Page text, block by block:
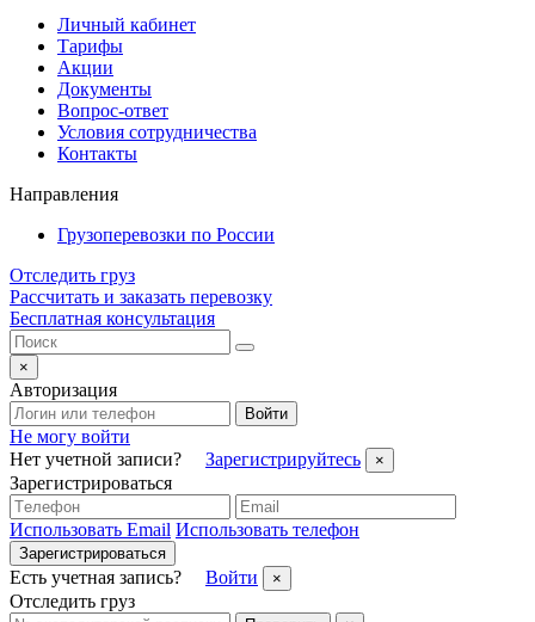
Личный кабинет
Тарифы
Акции
Документы
Вопрос-ответ
Условия сотрудничества
Контакты
Направления
Грузоперевозки по России
Отследить груз
Рассчитать и заказать перевозку
Бесплатная консультация
×
Авторизация
Войти
Не могу войти
Нет учетной записи?
Зарегистрируйтесь ×
Зарегистрироваться
Использовать Email Использовать телефон
Зарегистрироваться
Есть учетная запись? Войти ×
Отследить груз